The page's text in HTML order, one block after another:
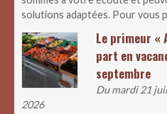
solutions adaptées. Pour vous
Le primeur «
part en
septembre
Du mardi 21
2026